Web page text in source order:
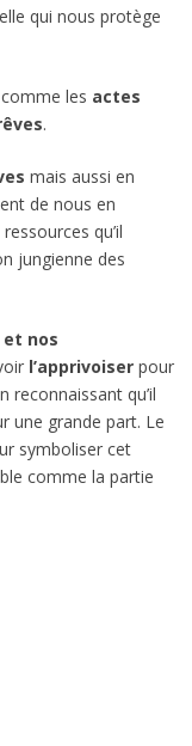
qui nous protège
les actes
.
mais aussi en
de nous en
qu’il
jungienne des
et nos
l’apprivoiserpour
reconnaissant qu’il
une grande part. Le
symboliser cet
comme la partie